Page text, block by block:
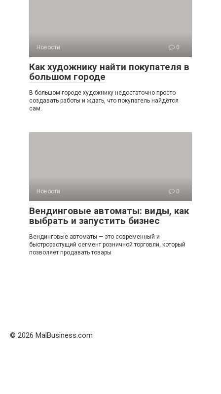
Новости 0
Как художнику найти покупателя в
большом городе
В большом городе художнику недостаточно просто
создавать работы и ждать, что покупатель найдётся
сам.
Новости 0
Вендинговые автоматы: виды, как
выбрать и запустить бизнес
Вендинговые автоматы — это современный и
быстрорастущий сегмент розничной торговли, который
позволяет продавать товары
© 2026 MalBusiness.com